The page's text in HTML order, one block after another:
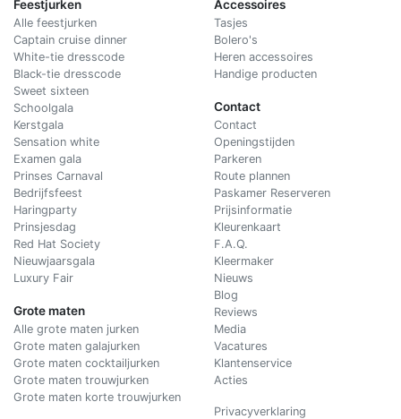
Feestjurken
Alle feestjurken
Captain cruise dinner
White-tie dresscode
Black-tie dresscode
Sweet sixteen
Schoolgala
Kerstgala
Sensation white
Examen gala
Prinses Carnaval
Bedrijfsfeest
Haringparty
Prinsjesdag
Red Hat Society
Nieuwjaarsgala
Luxury Fair
Grote maten
Alle grote maten jurken
Grote maten galajurken
Grote maten cocktailjurken
Grote maten trouwjurken
Grote maten korte trouwjurken
Accessoires
Tasjes
Bolero's
Heren accessoires
Handige producten
Contact
Contact
Openingstijden
Parkeren
Route plannen
Paskamer Reserveren
Prijsinformatie
Kleurenkaart
F.A.Q.
Kleermaker
Nieuws
Blog
Reviews
Media
Vacatures
Klantenservice
Acties
Privacyverklaring